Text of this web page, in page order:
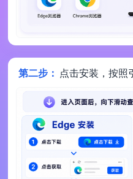
第二步： 点击安装，按照